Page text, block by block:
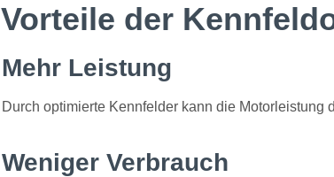
Vorteile der
Mehr Leistung
Durch optimierte Kennfelder kann die Motorleistung
Weniger Verbrauch